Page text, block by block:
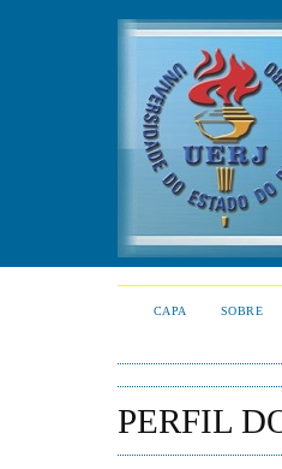
CAPA SOBRE
PERFIL